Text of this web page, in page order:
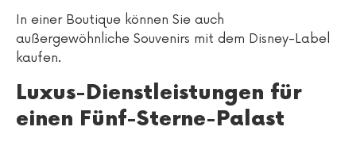
In einer Boutique können Sie auch
außergewöhnliche Souvenirs mit dem Disney-Label
kaufen.
Luxus-Dienstleistungen für
einen Fünf-Sterne-Palast